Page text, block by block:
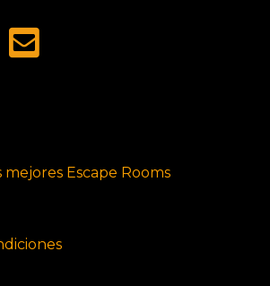
Escape Rooms